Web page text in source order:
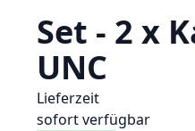
Set - 2 x
UNC
Lieferzeit
sofort verfügbar